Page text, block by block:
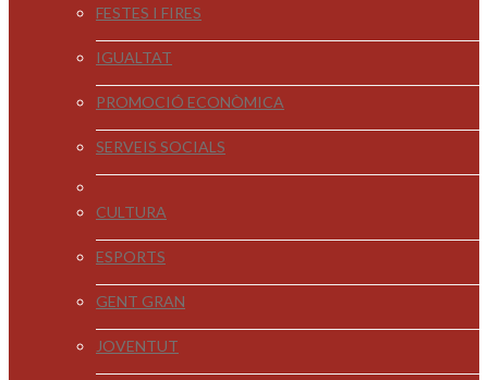
FESTES I FIRES
IGUALTAT
PROMOCIÓ ECONÒMICA
SERVEIS SOCIALS
CULTURA
ESPORTS
GENT GRAN
JOVENTUT